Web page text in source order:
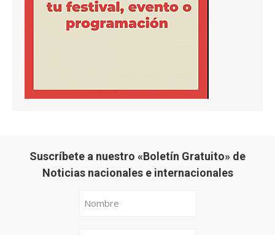
Suscríbete a nuestro «Boletín Gratuito» de
Noticias nacionales e internacionales